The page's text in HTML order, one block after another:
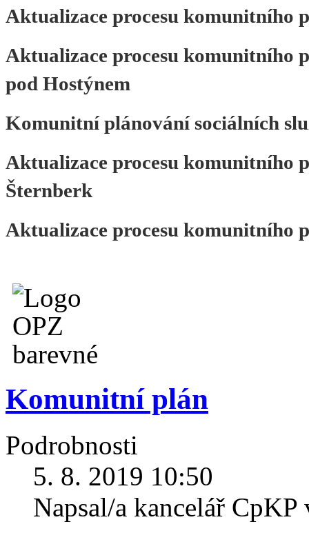
Aktualizace procesu komunitního
Aktualizace procesu komunitního
pod Hostýnem
Komunitní plánování sociálních
Aktualizace procesu komunitního
Šternberk
Aktualizace procesu komunitního
Komunitní plán
Podrobnosti
5. 8. 2019 10:50
Napsal/a kancelář